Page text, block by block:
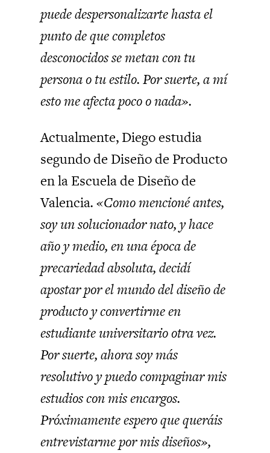
puede despersonalizarte hasta el
punto de que completos
desconocidos se metan con tu
persona o tu estilo. Por suerte, a mí
esto me afecta poco o nada».
Actualmente, Diego estudia
segundo de Diseño de Producto
en la Escuela de Diseño de
Valencia. «Como mencioné antes,
soy un solucionador nato, y hace
año y medio, en una época de
precariedad absoluta, decidí
apostar por el mundo del diseño de
producto y convertirme en
estudiante universitario otra vez.
Por suerte, ahora soy más
resolutivo y puedo compaginar mis
estudios con mis encargos.
Próximamente espero que queráis
entrevistarme por mis diseños»,